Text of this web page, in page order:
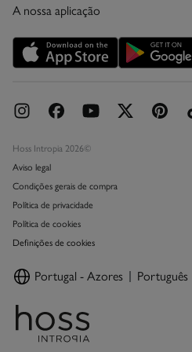
Cartão Presente Online
Promoções vigentes
Livro de Reclamações online
A nossa aplicação
Hoss Intropia 2026©
Aviso legal
Condições gerais de compra
Política de privacidade
Política de cookies
Definições de cookies
Portugal - Azores Português